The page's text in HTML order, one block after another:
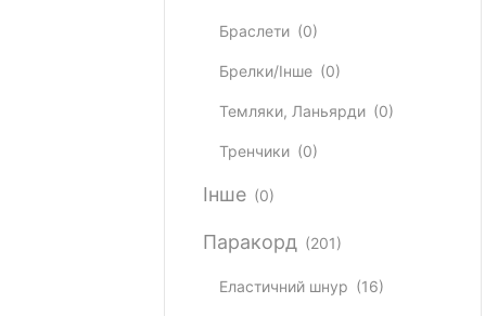
Браслети (0)
Брелки/Інше (0)
Темляки, Ланьярди (0)
Тренчики (0)
Інше (0)
Паракорд (201)
Еластичний шнур (16)